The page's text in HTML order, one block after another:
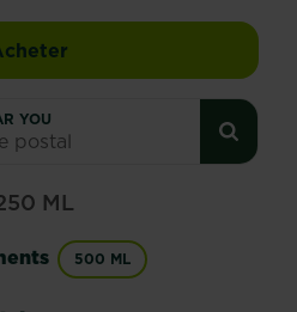
YOU
ML
500 ML